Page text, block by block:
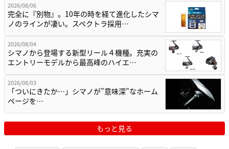
2026/08/06
完全に『別物』。10年の時を経て進化したシマ
ノのラインが凄い。スペクトラ採用…
2026/08/04
シマノから登場する新型リール４機種。充実の
エントリーモデルから最高峰のハイエ…
2026/08/03
「ついにきたか…」シマノが”意味深”なホーム
ページを…
もっと見る